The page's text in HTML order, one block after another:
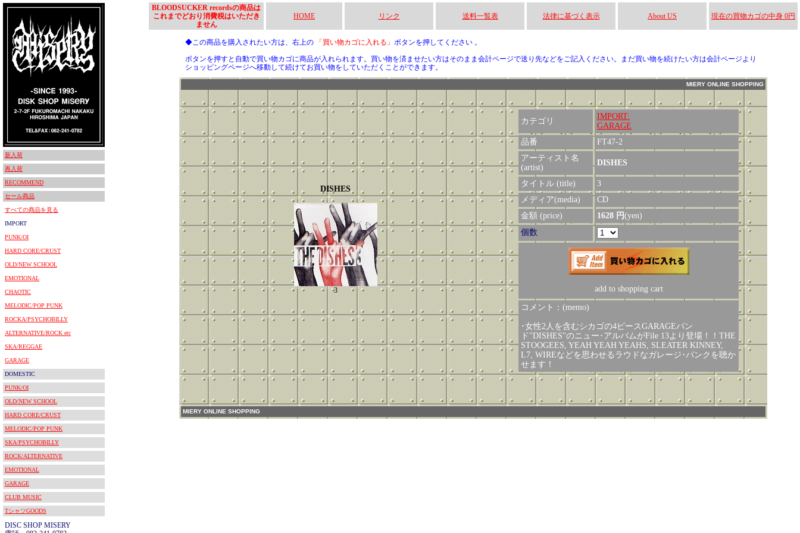
新入荷
再入荷
RECOMMEND
セール商品
すべての商品を見る
IMPORT
PUNK/OI
HARD CORE/CRUST
OLD/NEW SCHOOL
EMOTIONAL
CHAOTIC
MELODIC/POP PUNK
ROCKA/PSYCHOBILLY
ALTERNATIVE/ROCK etc
SKA/REGGAE
GARAGE
DOMESTIC
PUNK/OI
OLD/NEW SCHOOL
HARD CORE/CRUST
MELODIC/POP PUNK
SKA/PSYCHOBILLY
ROCK/ALTERNATIVE
EMOTIONAL
GARAGE
CLUB MUSIC
TシャツGOODS
DISC SHOP MISERY
BLOODSUCKER recordsの商品は
これまでどおり消費税はいただき
ません
HOME リンク 送料一覧表 法律に基づく表示 About US 現在の買物カゴの中身 0円
◆この商品を購入されたい方は、右上の 「買い物カゴに入れる」 ボタンを押してください 。
ボタンを押すと自動で買い物カゴに商品が入れられます。買い物を済ませたい方はそのまま会計ページで送り先などをご記入ください。まだ買い物を続けたい方は会計ページより
ショッピングページへ移動して続けてお買い物をしていただくことができます。
MIERY ONLINE SHOPPING
DISHES
3
カテゴリ
IMPORT:
GARAGE
品番
FT47-2
アーティスト名
(artist)
DISHES
タイトル (title)
3
メディア(media)
CD
金額 (price)
1628 円(yen)
個数
add to shopping cart
コメント：(memo)
･女性2人を含むシカゴの4ピースGARAGEバン
ド"DISHES"のニュー･アルバムがFile 13より登場！！THE
STOOGEES, YEAH YEAH YEAHS, SLEATER KINNEY,
L7, WIREなどを思わせるラウドなガレージ･パンクを聴か
せます！
MIERY ONLINE SHOPPING